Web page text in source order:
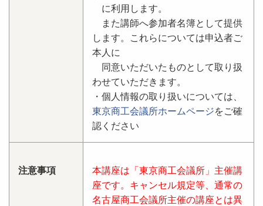
に利用します。
また講師へ参加者名簿として提供
します。これらについては申込者ご
本人に
同意いただいたものとして取り扱
わせていただきます。
・個人情報の取り扱いについては、
東京商工会議所ホームページをご確
認ください
注意事項
本講座は「東京商工会議所」主催講
座です。キャンセル規定等、通常の
名古屋商工会議所主催の講座とは異